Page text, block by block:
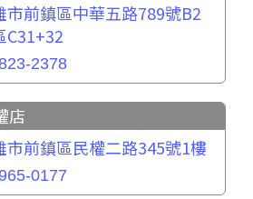
市前鎮區中華五路789號B2
C31+32
2378
店
市前鎮區民權二路345號1樓
0177